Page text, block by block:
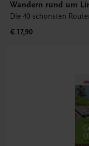
Wandern rund um
Die 40 schönsten
€ 17,90